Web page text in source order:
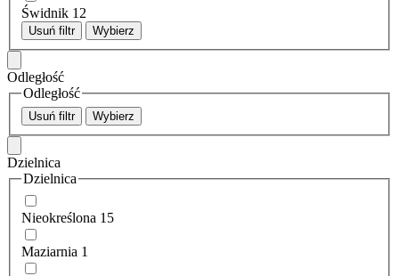
Świdnik 12
Usuń filtr Wybierz
Odległość
Odległość
Usuń filtr Wybierz
Dzielnica
Dzielnica
Nieokreślona 15
Maziarnia 1